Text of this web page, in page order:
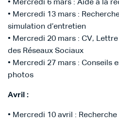
• Mercredi 6 mars : Aide à la
• Mercredi 13 mars :
simulation d’entretien
• Mercredi 20 mars : CV,
des Réseaux Sociaux
• Mercredi 27 mars : Conseils
photos
Avril :
• Mercredi 10 avril :